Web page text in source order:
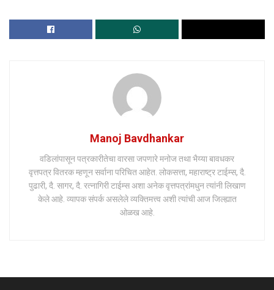
Manoj Bavdhankar
वडिलांपासून पत्रकारीतेचा वारसा जपणारे मनोज तथा भैय्या बावधकर
वृत्तपत्र वितरक म्हणून सर्वाना परिचित आहेत. लोकसत्ता, महाराष्ट्र टाईम्स, दै.
पुढारी, दै. सागर, दै. रत्नागिरी टाईम्स अशा अनेक वृत्तपत्रांमधुन त्यांनी लिखाण
केले आहे. व्यापक संपर्क असलेले व्यक्तिमत्त्व अशी त्यांची आज जिल्ह्यात
ओळख आहे.